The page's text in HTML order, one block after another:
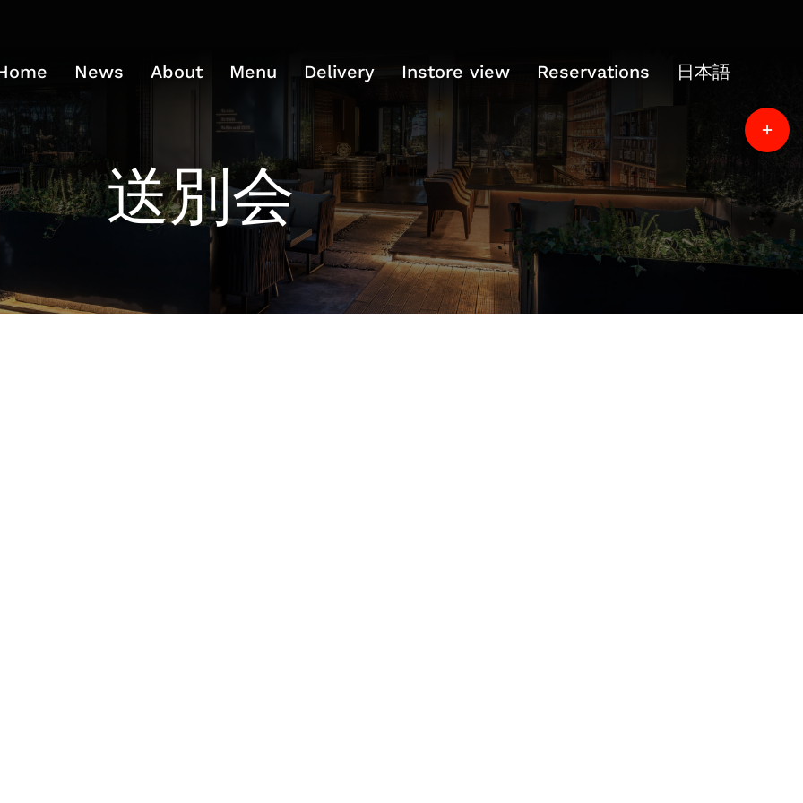
News About Menu Delivery Instore view Reservations 日本語
送別会
Toggle
Sliding
Bar
Area